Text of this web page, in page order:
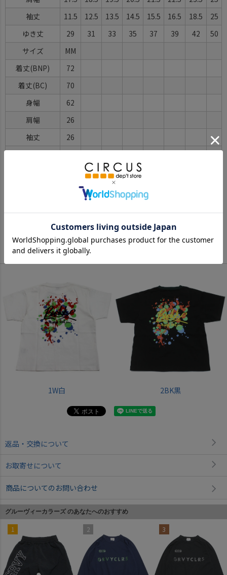
袖丈
11.5 12.5 13.5 14.5 15.5 16.5 18.5
25
ゆき丈
29 31 33 35 37 39 42
50
サイズ
MM
着丈(BNP)
72
着丈(BC)
70
身幅
62
肩幅
26
袖丈
26
※BCはバックセンター（首から裾までの後中心）です。
※SNPはサイドネックポイント（肩から裾までの直線で計測した長
サイズ詳細について
Color
1W白 2BK黒
返品・交換について
お取寄せについて
商品についてのお問い合わせ
グルーヴィーカラーズ のあなたへのおすすめ
1 2 3